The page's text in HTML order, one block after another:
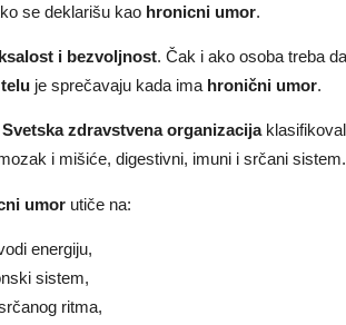
se deklarišu kao hronicni umor.
i bezvoljnost. Čak i ako osoba treba
je sprečavaju kada ima hronični umor.
Svetska zdravstvena organizacija
i mišiće, digestivni, imuni i srčani sistem.
umor utiče na:
energiju,
sistem,
ritma,